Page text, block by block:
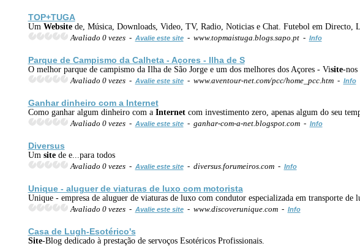
TOP+TUGA
Um Websitede, Música, Downloads, Video, TV, Radio, Noticias e Chat. Futebol em Directo,
Avaliado 0 vezes - Avalie este site- www.topmaistuga.blogs.sapo.pt - Info
Parque de Campismo da Calheta - Açores - Ilha de S
O melhor parque de campismo da Ilha de São Jorge e um dos melhores dos Açores - Visite-nos
Avaliado 0 vezes - Avalie este site- www.aventour-net.com/pcc/home_pcc.htm - Info
Ganhar dinheiro com a Internet
Como ganhar algum dinheiro com a Internetcom investimento zero, apenas algum do seu
Avaliado 0 vezes - Avalie este site- ganhar-com-a-net.blogspot.com - Info
Diversus
Um sitede e...para todos
Avaliado 0 vezes - Avalie este site- diversus.forumeiros.com - Info
Unique - aluguer de viaturas de luxo com motorista
Unique - empresa de aluguer de viaturas de luxo com condutor especializada em transporte de
Avaliado 0 vezes - Avalie este site- www.discoverunique.com - Info
Casa de Lugh-Esotérico's
Site-Blog dedicado à prestação de servoços Esotéricos Profissionais.